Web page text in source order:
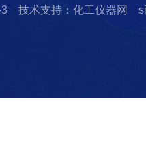
技术支持：化工仪器网